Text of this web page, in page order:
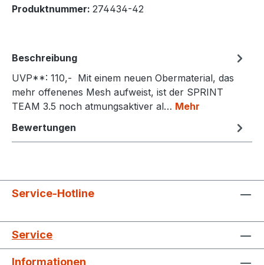
Produktnummer: 274434-42
Beschreibung
UVP**: 110,- Mit einem neuen Obermaterial, das
mehr offenenes Mesh aufweist, ist der SPRINT
TEAM 3.5 noch atmungsaktiver al… Mehr
Bewertungen
Service-Hotline
Service
Informationen